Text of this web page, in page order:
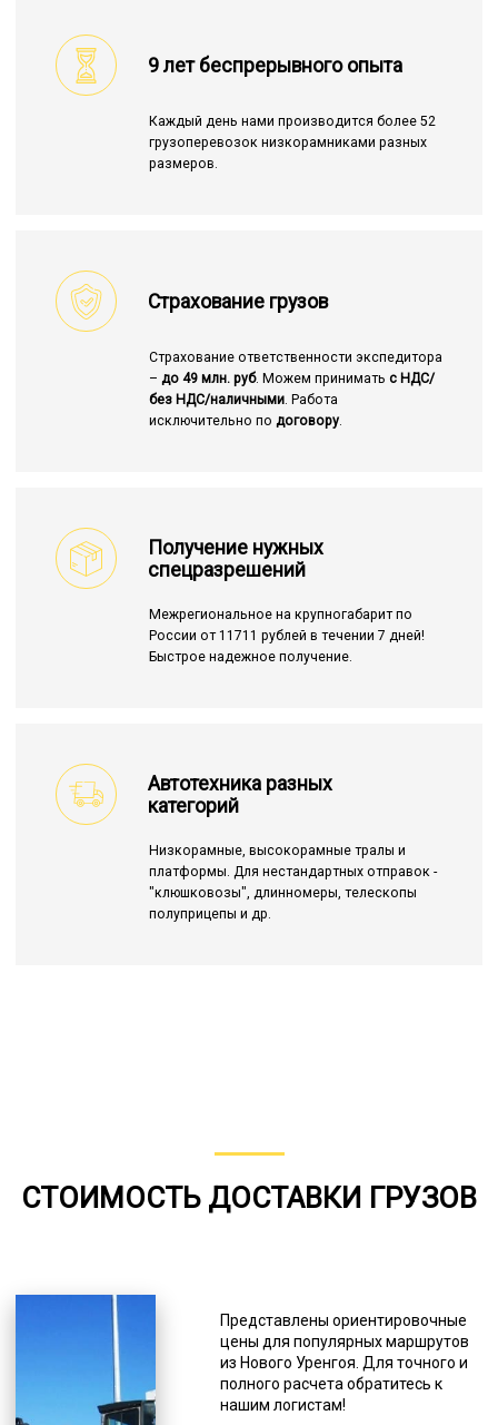
9 лет беспрерывного опыта
Каждый день нами производится более 52
грузоперевозок низкорамниками разных
размеров.
Страхование грузов
Страхование ответственности экспедитора
– до 49 млн. руб. Можем принимать с НДС/
без НДС/наличными. Работа
исключительно по договору.
Получение нужных
спецразрешений
Межрегиональное на крупногабарит по
России от 11711 рублей в течении 7 дней!
Быстрое надежное получение.
Автотехника разных
категорий
Низкорамные, высокорамные тралы и
платформы. Для нестандартных отправок -
"клюшковозы", длинномеры, телескопы
полуприцепы и др.
СТОИМОСТЬ ДОСТАВКИ ГРУЗОВ
Представлены ориентировочные
цены для популярных маршрутов
из Нового Уренгоя. Для точного и
полного расчета обратитесь к
нашим логистам!